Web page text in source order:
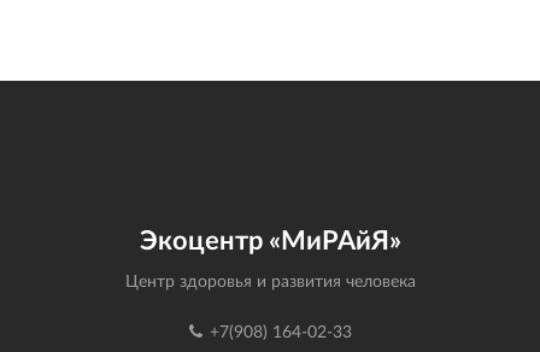
Экоцентр «МиРАйЯ»
Центр здоровья и развития человека
+7(908) 164-02-33